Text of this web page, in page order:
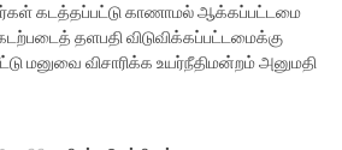
கடத்தப்பட்டு காணாமல் ஆக்கப்பட்டமை
தளபதி விடுவிக்கப்பட்டமைக்கு
மனுவை விசாரிக்க உயர்நீதிமன்றம் அனுமதி